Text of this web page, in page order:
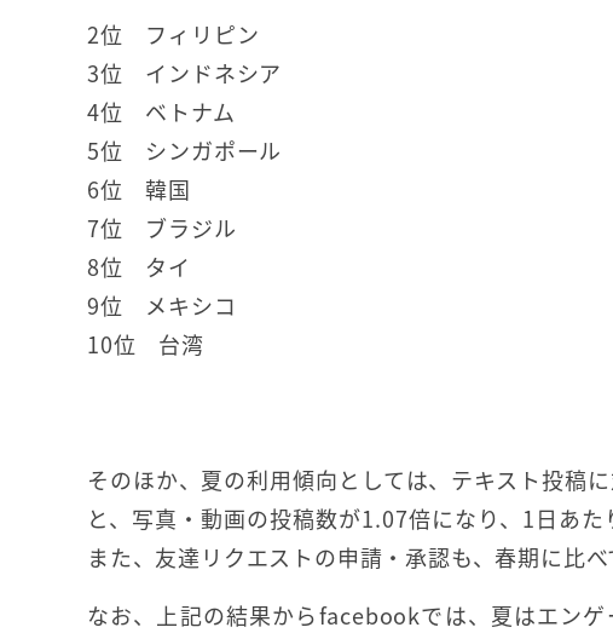
2位 フィリピン
3位 インドネシア
4位 ベトナム
5位 シンガポール
6位 韓国
7位 ブラジル
8位 タイ
9位 メキシコ
10位 台湾
そのほか、夏の利用傾向としては、テキスト投稿
と、写真・動画の投稿数が1.07倍になり、1日あ
また、友達リクエストの申請・承認も、春期に比
なお、上記の結果からfacebookでは、夏はエン